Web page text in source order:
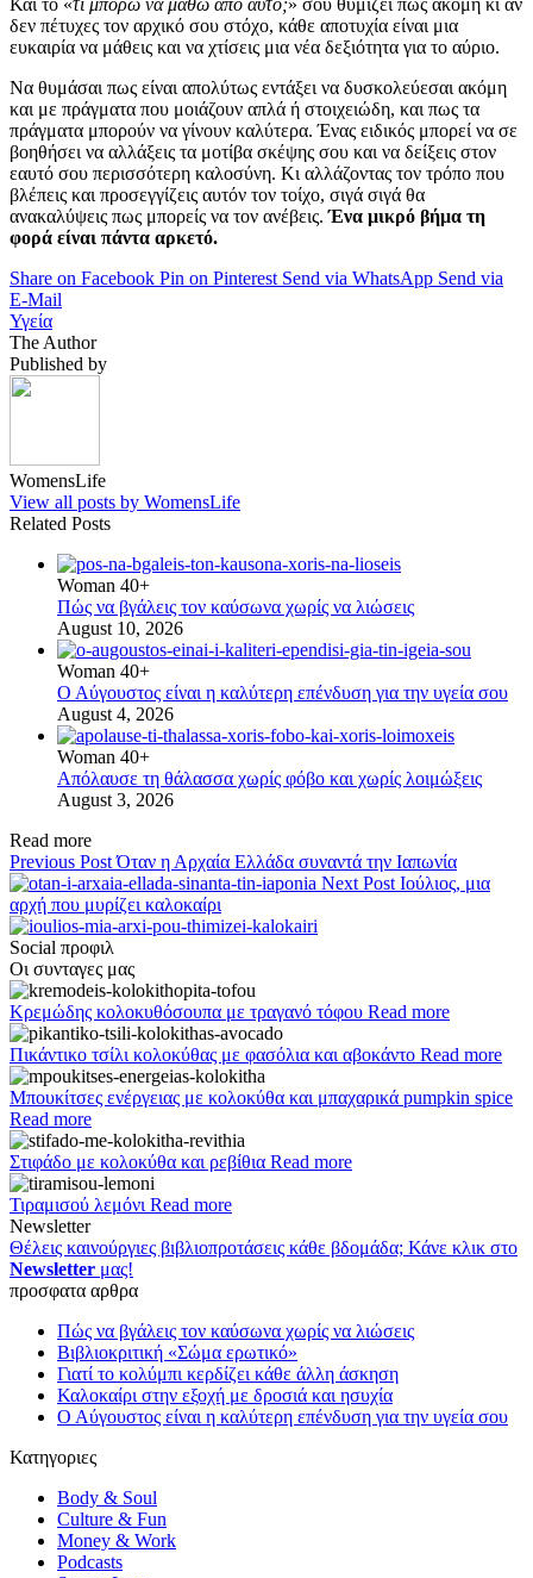
δεν πέτυχες τον αρχικό σου στόχο, κάθε αποτυχία είναι μια
ευκαιρία να μάθεις και να χτίσεις μια νέα δεξιότητα για το αύριο.
Να θυμάσαι πως είναι απολύτως εντάξει να δυσκολεύεσαι ακόμη
και με πράγματα που μοιάζουν απλά ή στοιχειώδη, και πως τα
πράγματα μπορούν να γίνουν καλύτερα. Ένας ειδικός μπορεί να σε
βοηθήσει να αλλάξεις τα μοτίβα σκέψης σου και να δείξεις στον
εαυτό σου περισσότερη καλοσύνη. Κι αλλάζοντας τον τρόπο που
βλέπεις και προσεγγίζεις αυτόν τον τοίχο, σιγά σιγά θα
ανακαλύψεις πως μπορείς να τον ανέβεις.Ένα μικρό βήμα τη
φορά είναι πάντα αρκετό.
Share on Facebook Pin on Pinterest Send via WhatsApp Send via
E-Mail
Υγεία
The Author
Published by
WomensLife
View all posts by WomensLife
Related Posts
Woman 40+
Πώς να βγάλεις τον καύσωνα χωρίς να λιώσεις
August 10, 2026
Woman 40+
Ο Αύγουστος είναι η καλύτερη επένδυση για την υγεία σου
August 4, 2026
Woman 40+
Απόλαυσε τη θάλασσα χωρίς φόβο και χωρίς λοιμώξεις
August 3, 2026
Read more
Previous Post Όταν η Αρχαία Ελλάδα συναντά την Ιαπωνία
Next Post Ιούλιος, μια
αρχή που μυρίζει καλοκαίρι
Social προφιλ
Οι συνταγες μας
Κρεμώδης κολοκυθόσουπα με τραγανό τόφου Read more
Πικάντικο τσίλι κολοκύθας με φασόλια και αβοκάντο Read more
Μπουκίτσες ενέργειας με κολοκύθα και μπαχαρικά pumpkin spice
Read more
Στιφάδο με κολοκύθα και ρεβίθια Read more
Τιραμισού λεμόνι Read more
Newsletter
Θέλεις καινούργιες βιβλιοπροτάσεις κάθε βδομάδα; Κάνε κλικ στο
Newsletter μας!
προσφατα αρθρα
Πώς να βγάλεις τον καύσωνα χωρίς να λιώσεις
Βιβλιοκριτική «Σώμα ερωτικό»
Γιατί το κολύμπι κερδίζει κάθε άλλη άσκηση
Καλοκαίρι στην εξοχή με δροσιά και ησυχία
Ο Αύγουστος είναι η καλύτερη επένδυση για την υγεία σου
Κατηγοριες
Body & Soul
Culture & Fun
Money & Work
Podcasts